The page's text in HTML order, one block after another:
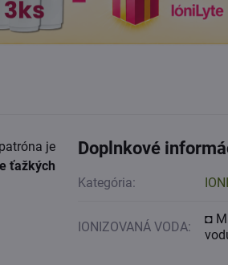
je
ťažkých
Doplnkové
Kategória:
IONIZOVANÁ VODA:
◘